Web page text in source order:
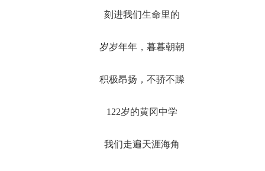
刻进我们生命里的
岁岁年年，暮暮朝朝
积极昂扬，不骄不躁
122岁的黄冈中学
我们走遍天涯海角